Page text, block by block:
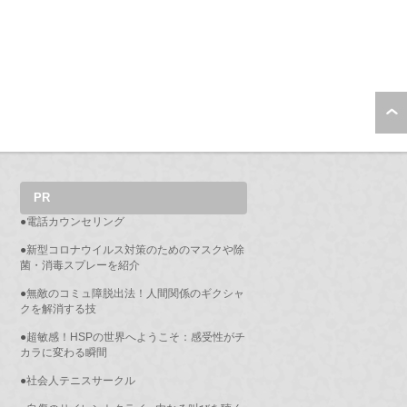
PR
●電話カウンセリング
●新型コロナウイルス対策のためのマスクや除
菌・消毒スプレーを紹介
●無敵のコミュ障脱出法！人間関係のギクシャ
クを解消する技
●超敏感！HSPの世界へようこそ：感受性がチ
カラに変わる瞬間
●社会人テニスサークル